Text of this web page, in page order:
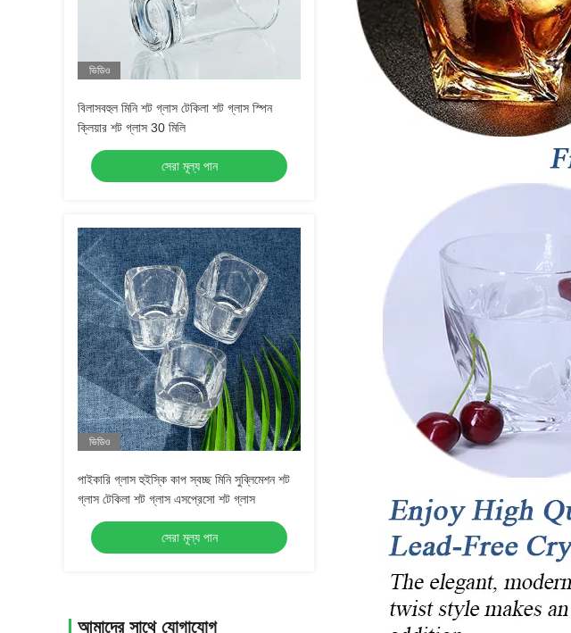
ভিডিও
বিলাসবহুল মিনি শট গ্লাস টেকিলা শট গ্লাস স্পিন
ক্লিয়ার শট গ্লাস 30 মিলি
সেরা মূল্য পান
ভিডিও
পাইকারি গ্লাস হুইস্কি কাপ স্বচ্ছ মিনি সুব্লিমেশন শট
গ্লাস টেকিলা শট গ্লাস এসপ্রেসো শট গ্লাস
সেরা মূল্য পান
আমাদের সাথে যোগাযোগ